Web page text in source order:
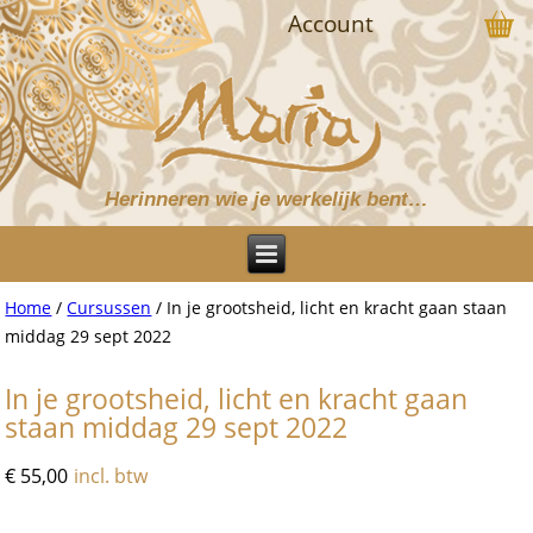
Herinneren wie je werkelijk bent…
Account
Home /Cursussen / In je grootsheid, licht en kracht gaan staan
middag 29 sept 2022
In je grootsheid, licht en kracht gaan
staan middag 29 sept 2022
€ 55,00 incl. btw